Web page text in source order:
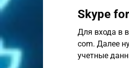
Skype
Для входа в
com. Далее
учетные